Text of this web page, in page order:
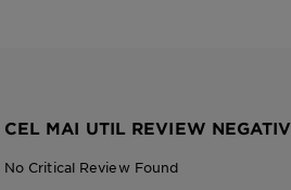
CEL MAI UTIL REVIEW NEGATIV
No Critical Review Found